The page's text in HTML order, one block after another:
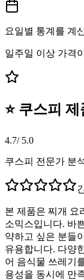
요일별 통계를 계
일주일 이상 가격
⭐ 쿠스피
4.7/ 5.0
쿠스피 전문가 분
본 제품은 찌개 요
소믹스입니다. 바
약하고 싶은 분들
유용합니다. 다양
어 음식물 쓰레기
용성을 동시에 만